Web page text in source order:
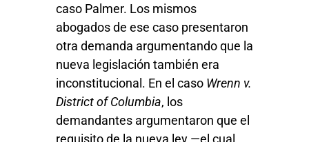
caso Palmer. Los mismos
abogados de ese caso presentaron
otra demanda argumentando que la
nueva legislación también era
inconstitucional. En el caso Wrenn v.
District of Columbia, los
demandantes argumentaron que el
requisito de la nueva ley —el cual